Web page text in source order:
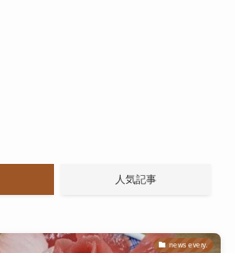
人気記事
news every.